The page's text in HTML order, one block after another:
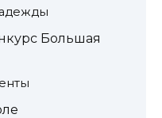
Большая